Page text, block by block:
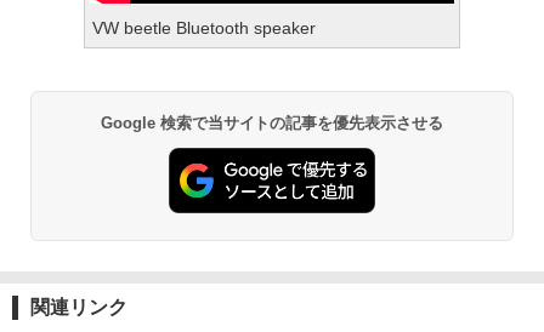
VW beetle Bluetooth speaker
Google 検索で当サイトの記事を優先表示させる
関連リンク